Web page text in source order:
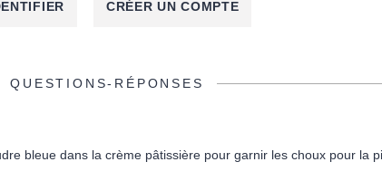
CRÉER UN COMPTE
QUESTIONS-RÉPONSES
bleue dans la crème pâtissière pour garnir les choux pour la